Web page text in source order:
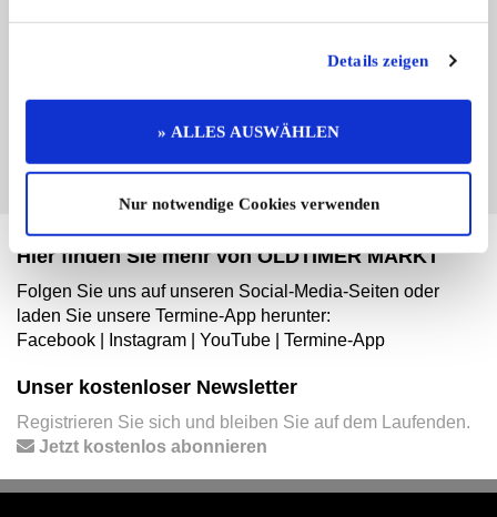
Details zeigen
» ALLES AUSWÄHLEN
Nur notwendige Cookies verwenden
jetzt diesen Branchenbuch-Eintrag um ihn zu
EINTRAG JETZT ÜBERNEHMEN
Hier finden Sie mehr von OLDTIMER MARKT
Folgen Sie uns auf unseren Social-Media-Seiten oder
laden Sie unsere Termine-App herunter:
Facebook
Instagram YouTube Termine-App
Unser kostenloser Newsletter
Registrieren Sie sich und bleiben Sie auf dem Laufenden.
Jetzt kostenlos abonnieren